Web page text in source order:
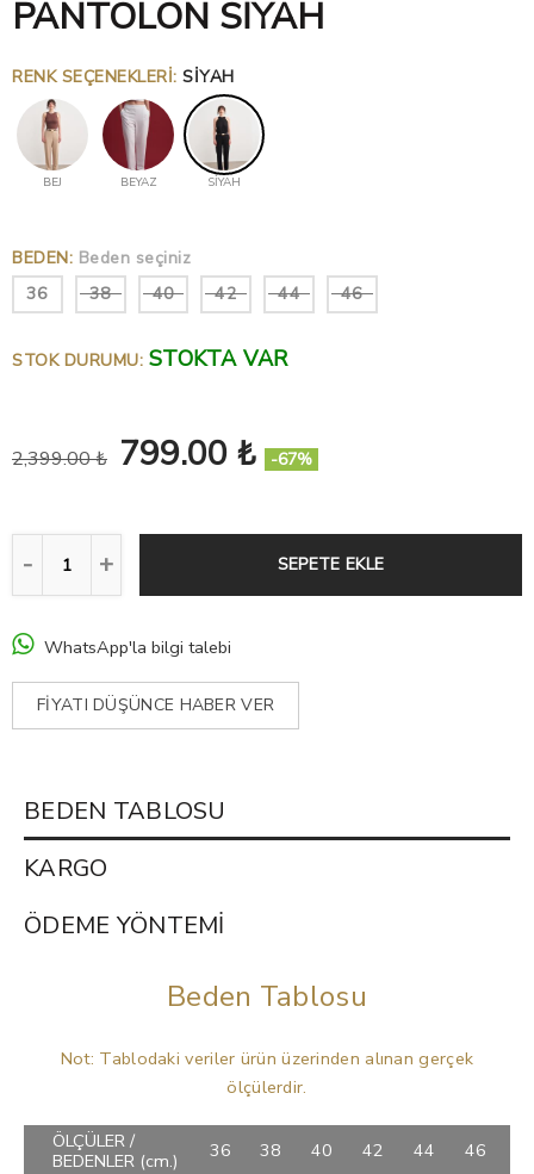
PANTOLON SİYAH
RENK SEÇENEKLERI: SİYAH
BEJ BEYAZ SİYAH
BEDEN: Beden seçiniz
36
38 40 42 44 46
STOK DURUMU: STOKTA VAR
2,399.00 ₺ 799.00 ₺ -67%
SEPETE EKLE
WhatsApp'la bilgi talebi
FIYATI DÜŞÜNCE HABER VER
BEDEN TABLOSU
KARGO
ÖDEME YÖNTEMI
Beden Tablosu
Not: Tablodaki veriler ürün üzerinden alınan gerçek
ölçülerdir.
ÖLÇÜLER /
BEDENLER (cm.)
36 38 40 42 44 46